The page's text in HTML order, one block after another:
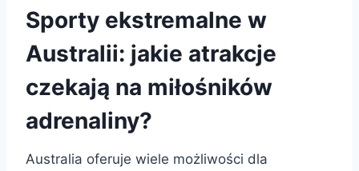
Sporty ekstremalne w
Australii: jakie atrakcje
czekają na miłośników
adrenaliny?
Australia oferuje wiele możliwości dla